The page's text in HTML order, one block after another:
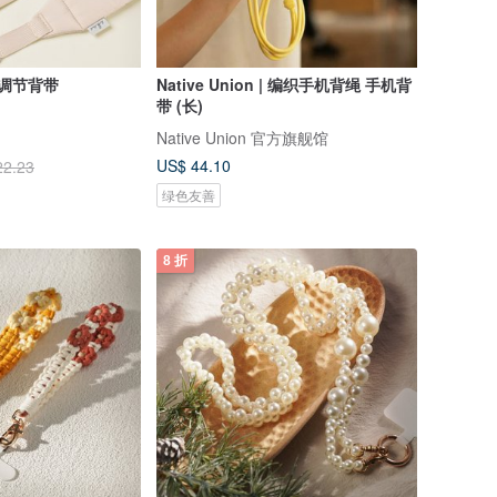
节背带
Native Union | 编织手机背绳 手机背
带 (长)
Native Union 官方旗舰馆
US$ 44.10
绿色友善
8 折